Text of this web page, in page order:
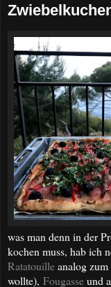
was man denn in der
kochen muss, hab ich
Ratatouilleanalog zum
wollte), Fougasseund